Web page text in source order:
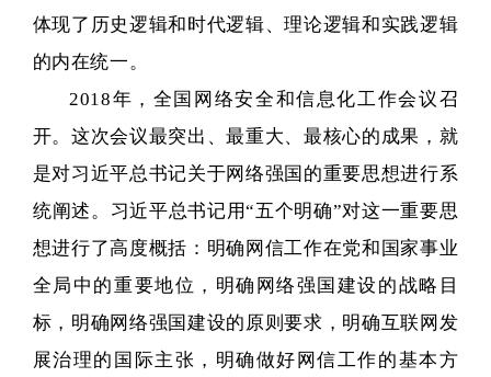
体现了历史逻辑和时代逻辑、理论逻辑和实践逻辑
的内在统一。
2018年，全国网络安全和信息化工作会议召
开。这次会议最突出、最重大、最核心的成果，就
是对习近平总书记关于网络强国的重要思想进行系
统阐述。习近平总书记用“五个明确”对这一重要思
想进行了高度概括：明确网信工作在党和国家事业
全局中的重要地位，明确网络强国建设的战略目
标，明确网络强国建设的原则要求，明确互联网发
展治理的国际主张，明确做好网信工作的基本方